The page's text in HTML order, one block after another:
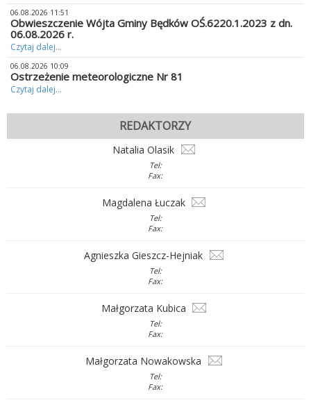
06.08.2026 11:51
Obwieszczenie Wójta Gminy Będków OŚ.6220.1.2023 z dn.
06.08.2026 r.
Czytaj dalej...
06.08.2026 10:09
Ostrzeżenie meteorologiczne Nr 81
Czytaj dalej...
REDAKTORZY
Natalia Olasik
Tel:
Fax:
Magdalena Łuczak
Tel:
Fax:
Agnieszka Gieszcz-Hejniak
Tel:
Fax:
Małgorzata Kubica
Tel:
Fax:
Małgorzata Nowakowska
Tel:
Fax: